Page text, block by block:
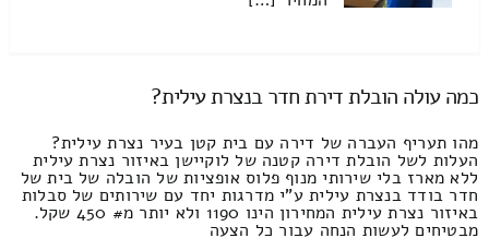
כמה עולה הובלת דירת חדר בנצרת עילית?
מהו תעריף העברה של דירה עם בית קטן בעיר נצרת עילית?
העלות לשל הובלת דירה קטנה של לוקיישן באיזור נצרת עילית
ללא מארז בלי שירותי מנוף פלוס אופציות של הובלה של בית של
חדר בודד בנצרת עילית ע"י מדרגות יחד עם שירותים של סבלות
באיזור נצרת עילית המחירון הינו 1190 ולא יותר מ# 450 שקל.
מבטיחים לעשות הנחה עבור כל הצעה